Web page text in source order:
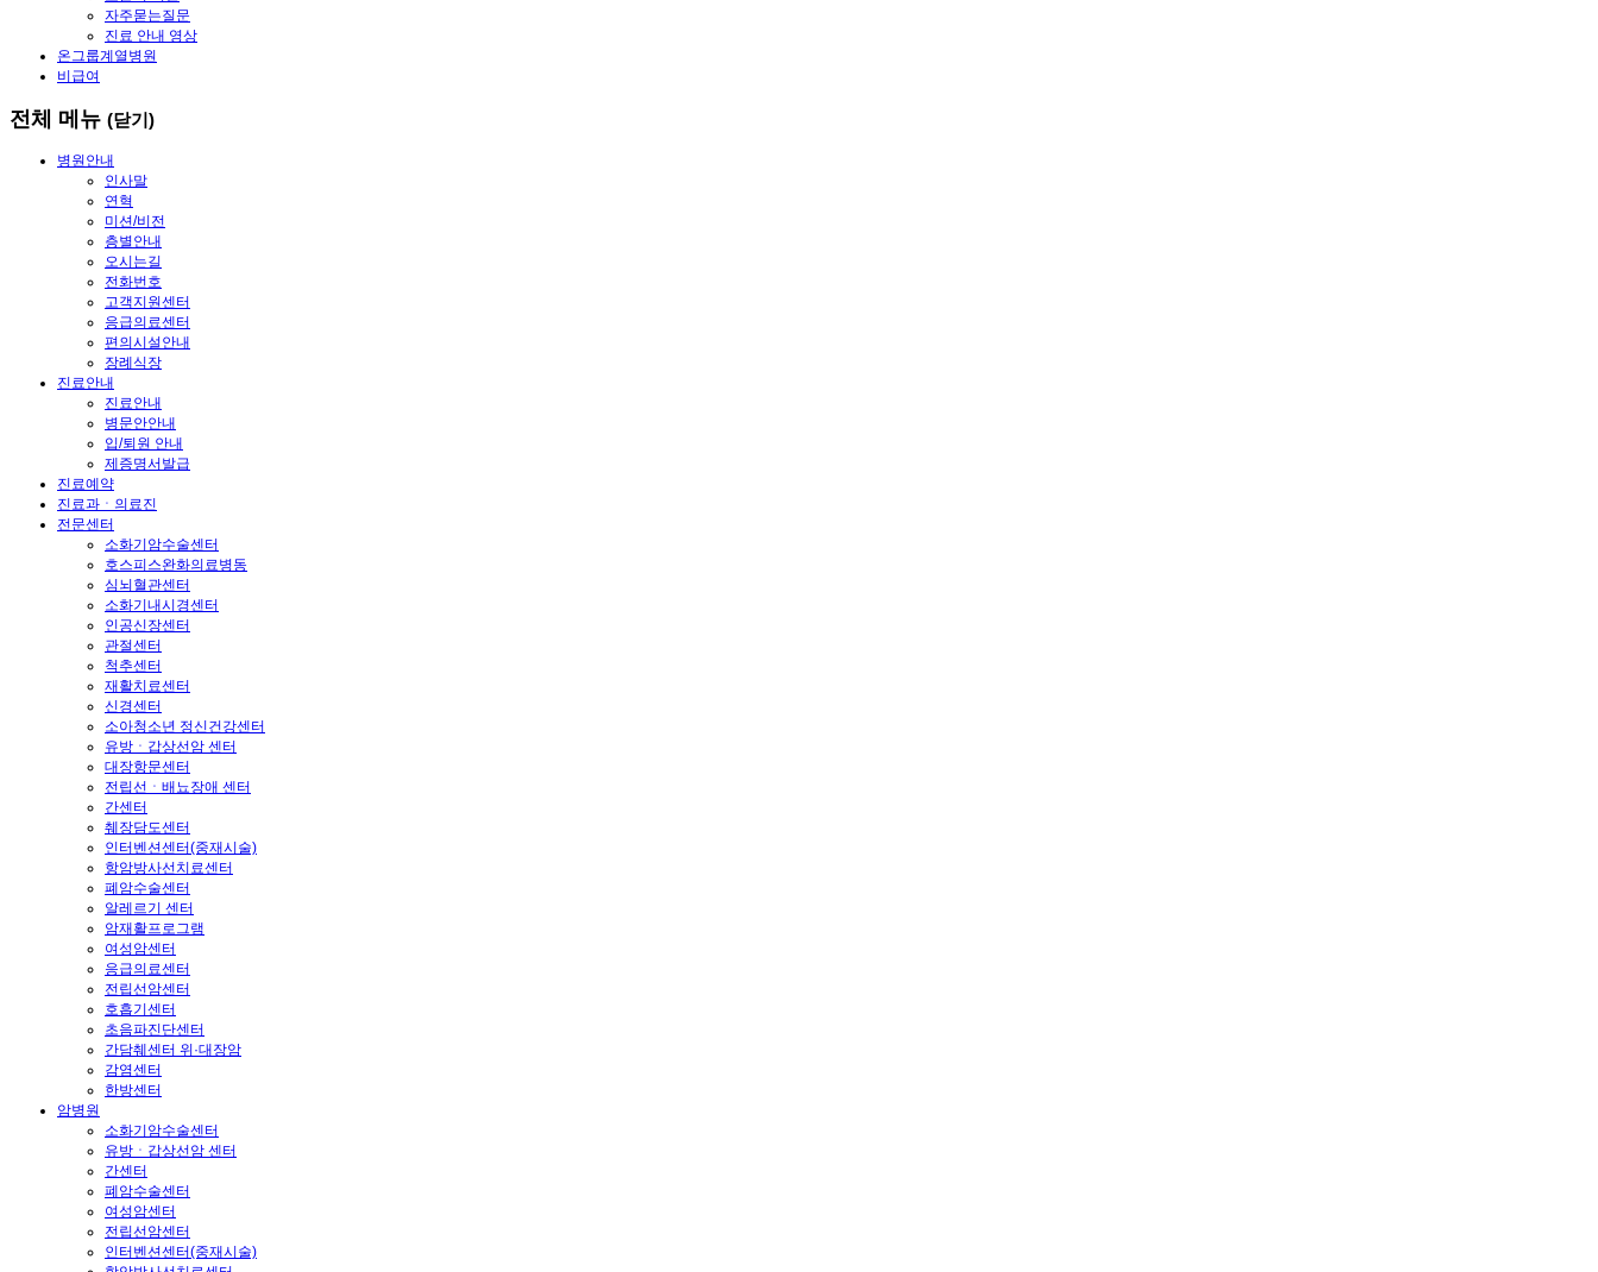
자주묻는질문
진료 안내 영상
온그룹계열병원
비급여
전체 메뉴 (닫기)
병원안내
인사말
연혁
미션/비전
층별안내
오시는길
전화번호
고객지원센터
응급의료센터
편의시설안내
장례식장
진료안내
진료안내
병문안안내
입/퇴원 안내
제증명서발급
진료예약
진료과ㆍ의료진
전문센터
소화기암수술센터
호스피스완화의료병동
심뇌혈관센터
소화기내시경센터
인공신장센터
관절센터
척추센터
재활치료센터
신경센터
소아청소년 정신건강센터
유방ㆍ갑상선암 센터
대장항문센터
전립선ㆍ배뇨장애 센터
간센터
췌장담도센터
인터벤션센터(중재시술)
항암방사선치료센터
폐암수술센터
알레르기 센터
암재활프로그램
여성암센터
응급의료센터
전립선암센터
호흡기센터
초음파진단센터
간담췌센터 위·대장암
감염센터
한방센터
암병원
소화기암수술센터
유방ㆍ갑상선암 센터
간센터
폐암수술센터
여성암센터
전립선암센터
인터벤션센터(중재시술)